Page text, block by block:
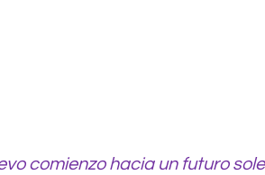
comienzo hacia un futuro